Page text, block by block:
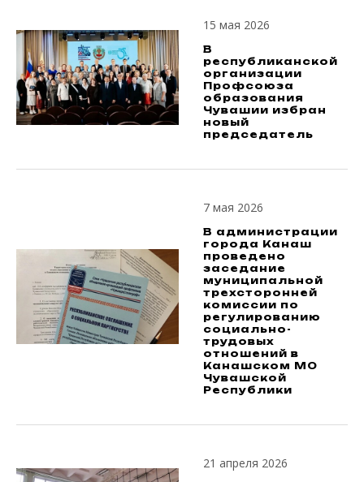
15 мая 2026
В
республиканской
организации
Профсоюза
образования
Чувашии избран
новый
председатель
7 мая 2026
В администрации
города Канаш
проведено
заседание
муниципальной
трехсторонней
комиссии по
регулированию
социально-
трудовых
отношений в
Канашском МО
Чувашской
Республики
21 апреля 2026